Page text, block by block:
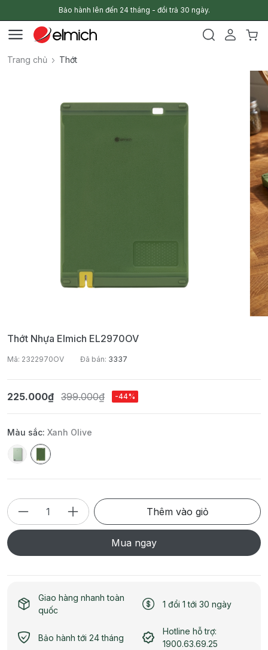
Bảo hành lên đến 24 tháng - đổi trả 30 ngày.
Trang chủ Thớt
Thớt Nhựa Elmich EL2970OV
Mã: 2322970OV Đã bán: 3337
225.000₫ 399.000₫ -44%
Màu sắc: Xanh Olive
Thêm vào giỏ
Mua ngay
Giao hàng nhanh toàn
quốc
1 đổi 1 tới 30 ngày
Bảo hành tới 24 tháng
Hotline hỗ trợ:
1900.63.69.25